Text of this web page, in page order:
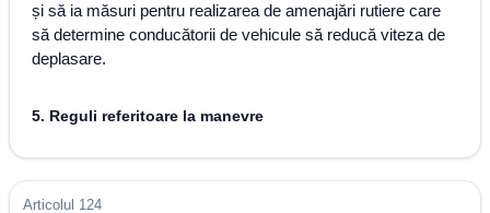
și să ia măsuri pentru realizarea de amenajări rutiere care
să determine conducătorii de vehicule să reducă viteza de
deplasare.
5. Reguli referitoare la manevre
Articolul 124